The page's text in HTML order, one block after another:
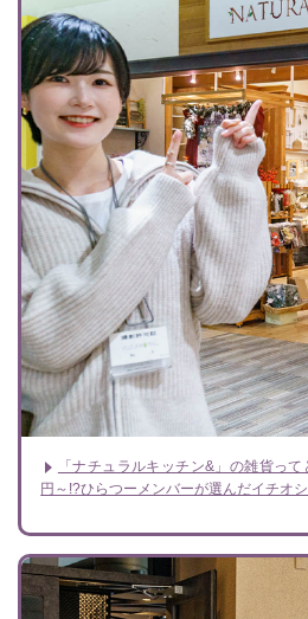
「ナチュラルキッチン&」の雑貨っ
円～!?ひらつーメンバーが選んだイチオ